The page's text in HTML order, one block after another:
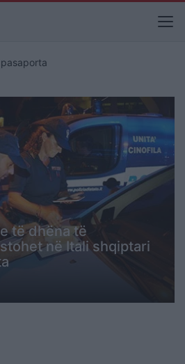
të dhëna të
në Itali shqiptari